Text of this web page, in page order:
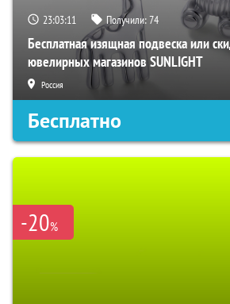
23:03:10 Получили:74
Бесплатная изящная подвеска или
ювелирных магазинов SUNLIGHT
Россия
Бесплатно
-20%